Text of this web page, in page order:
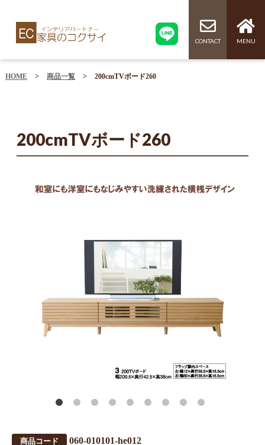
CONTACT MENU
HOME > 商品一覧 > 200cmTVボード260
200cmTVボード260
商品コード 060-010101-he012